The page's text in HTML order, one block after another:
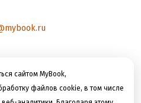
сайтом MyBook,
файлов cookie, в том числе